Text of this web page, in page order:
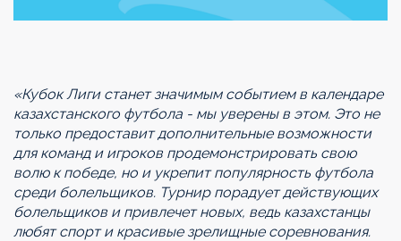
«Кубок Лиги станет значимым событием в календаре
казахстанского футбола - мы уверены в этом. Это не
только предоставит дополнительные возможности
для команд и игроков продемонстрировать свою
волю к победе, но и укрепит популярность футбола
среди болельщиков. Турнир порадует действующих
болельщиков и привлечет новых, ведь казахстанцы
любят спорт и красивые зрелищные соревнования.